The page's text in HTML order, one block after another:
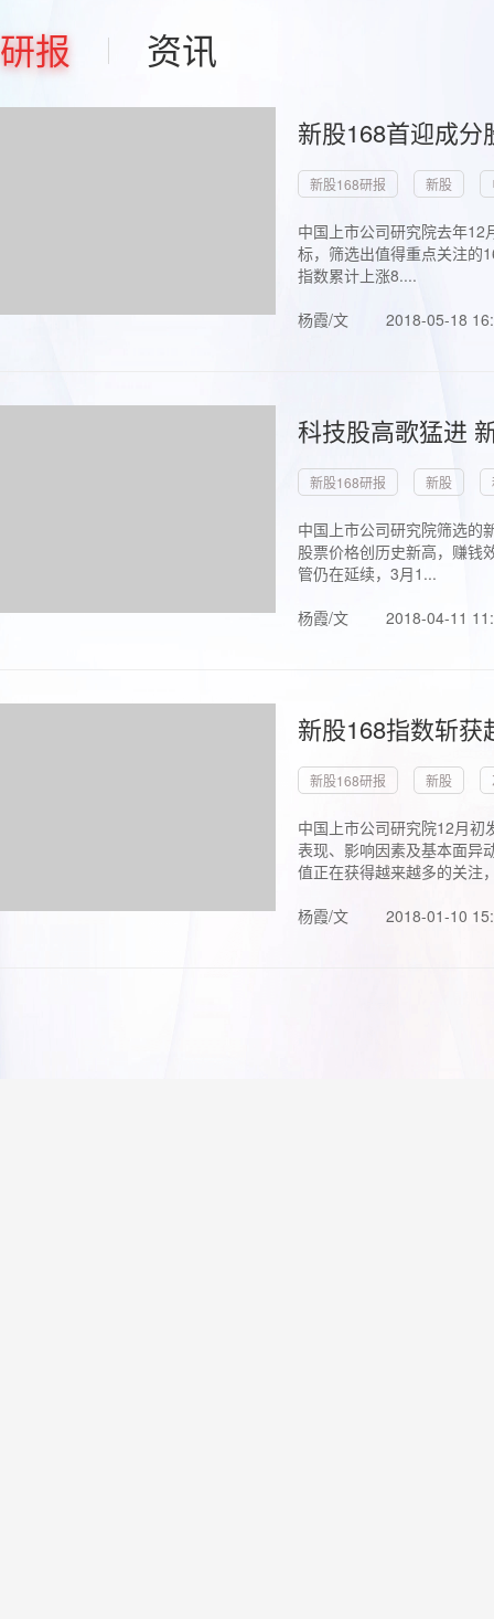
研报 资讯
新股168首迎成
新股168研报 新股
中国上市公司研究院去年
标，筛选出值得重点关注的
指数累计上涨8....
杨霞/文
2018-05-18
科技股高歌猛进
新股168研报 新股
中国上市公司研究院筛选的
股票价格创历史新高，赚钱
管仍在延续，3月1...
杨霞/文
2018-04-11
新股168指数斩
新股168研报 新股
中国上市公司研究院12月初
表现、影响因素及基本面异
值正在获得越来越多的关注
杨霞/文
2018-01-10